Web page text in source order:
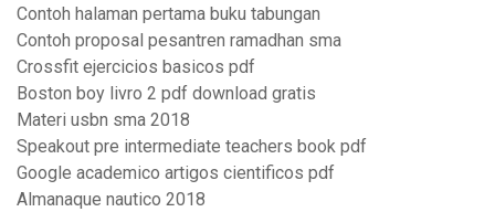
Contoh halaman pertama buku tabungan
Contoh proposal pesantren ramadhan sma
Crossfit ejercicios basicos pdf
Boston boy livro 2 pdf download gratis
Materi usbn sma 2018
Speakout pre intermediate teachers book pdf
Google academico artigos cientificos pdf
Almanaque nautico 2018